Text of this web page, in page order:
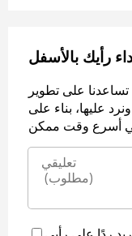
رأيك بالأسفل
تساعدنا على تطوير
عليها، بناء على